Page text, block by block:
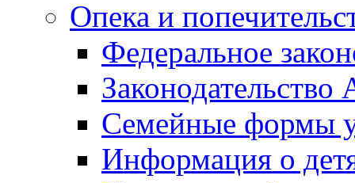
Опека и
Федеральное
Законодательство
Семейные формы
Информация о